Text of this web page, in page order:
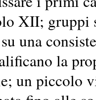
XII;
una
la
un piccolo